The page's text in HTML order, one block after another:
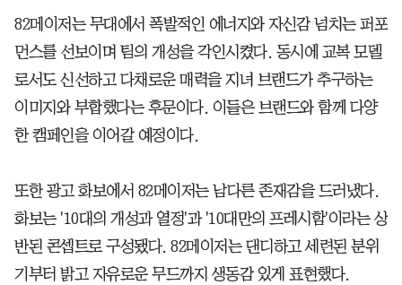
82메이저는 무대에서 폭발적인 에너지와 자신감 넘치는 퍼포
먼스를 선보이며 팀의 개성을 각인시켰다. 동시에 교복 모델
로서도 신선하고 다채로운 매력을 지녀 브랜드가 추구하는
이미지와 부합했다는 후문이다. 이들은 브랜드와 함께 다양
한 캠페인을 이어갈 예정이다.
또한 광고 화보에서 82메이저는 남다른 존재감을 드러냈다.
화보는 '10대의 개성과 열정'과 '10대만의 프레시함'이라는 상
반된 콘셉트로 구성됐다. 82메이저는 댄디하고 세련된 분위
기부터 밝고 자유로운 무드까지 생동감 있게 표현했다.